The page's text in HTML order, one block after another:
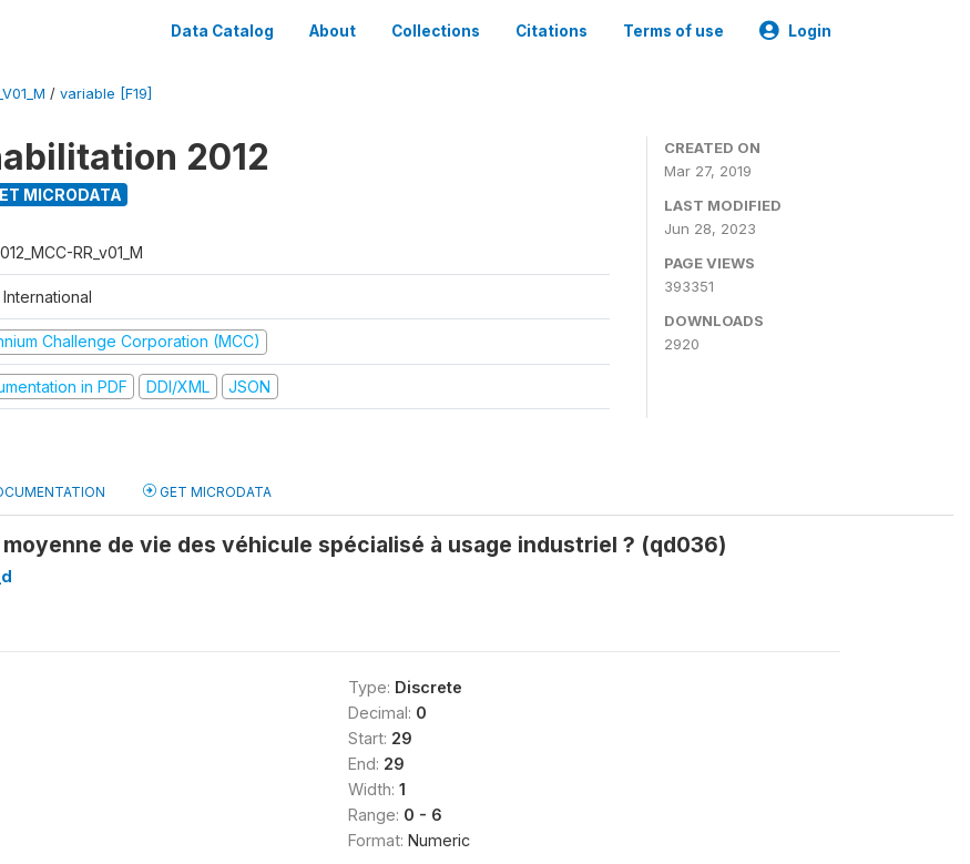
Data Catalog About Collections Citations Terms of use Login
/ variable [F19]
2012
MICRODATA
RR_v01_M
Challenge Corporation (MCC)
in PDF DDI/XML JSON
CREATED ON
Mar 27, 2019
LAST MODIFIED
Jun 28, 2023
PAGE VIEWS
393351
DOWNLOADS
2920
GET MICRODATA
de vie des véhicule spécialisé à usage industriel ? (qd036)
Type: Discrete
Decimal: 0
Start: 29
End: 29
Width: 1
Range: 0 - 6
Format: Numeric